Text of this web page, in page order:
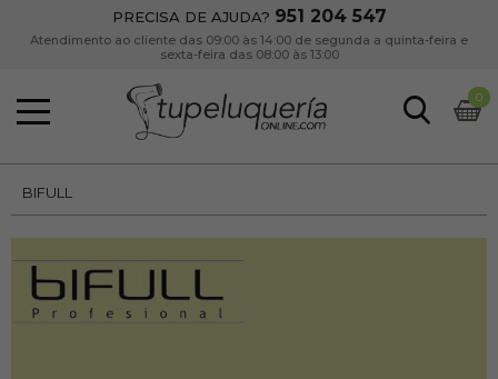
PRECISA DE AJUDA? 951 204 547
Atendimento ao cliente das 09:00 às 14:00 de segunda a quinta-feira e
sexta-feira das 08:00 às 13:00
0
BIFULL